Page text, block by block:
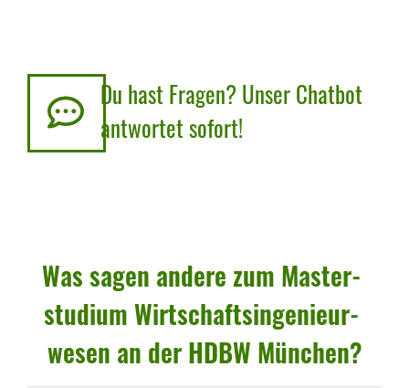
anzeigen
Du hast Fragen? Unser Chatbot
antwortet sofort!
Was sagen andere zum Master­
stu­dium Wirt­schafts­in­ge­nieur­
wesen an der HDBW München?